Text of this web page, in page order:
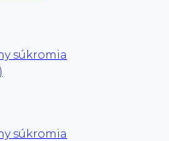
súkromia
súkromia